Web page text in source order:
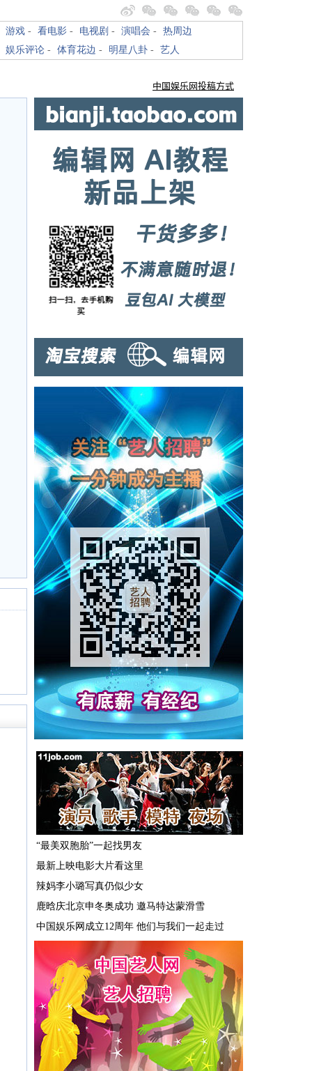
游戏 - 看电影 - 电视剧 - 演唱会 - 热周边
娱乐评论 - 体育花边 - 明星八卦 - 艺人